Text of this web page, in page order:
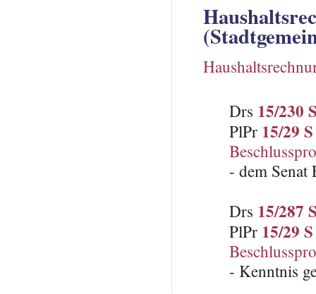
Drs 15/230
PlPr 15/29 S
- dem Senat
Drs 15/287
PlPr 15/29 S
- Kenntnis